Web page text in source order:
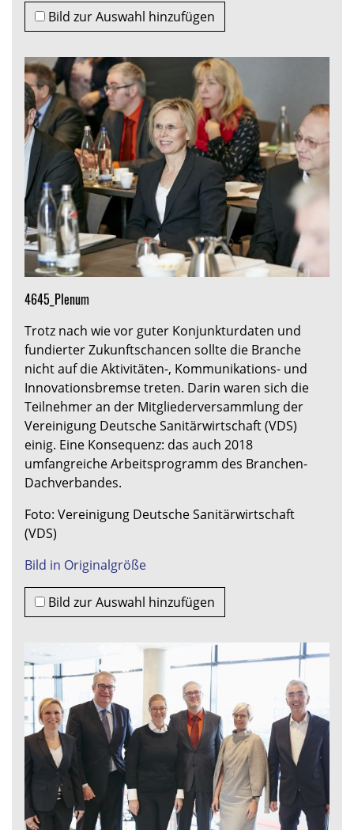
Bild zur Auswahl hinzufügen
4645_Plenum
Trotz nach wie vor guter Konjunkturdaten und
fundierter Zukunftschancen sollte die Branche
nicht auf die Aktivitäten-, Kommunikations- und
Innovationsbremse treten. Darin waren sich die
Teilnehmer an der Mitgliederversammlung der
Vereinigung Deutsche Sanitärwirtschaft (VDS)
einig. Eine Konsequenz: das auch 2018
umfangreiche Arbeitsprogramm des Branchen-
Dachverbandes.
Foto: Vereinigung Deutsche Sanitärwirtschaft
(VDS)
Bild in Originalgröße
Bild zur Auswahl hinzufügen